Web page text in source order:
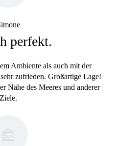
perfekt.
Ambiente als auch mit der
zufrieden. Großartige Lage!
Nähe des Meeres und anderer
Ziele.